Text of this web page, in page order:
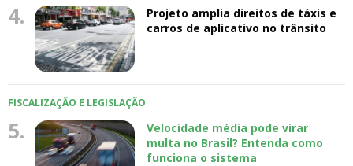
4.
Projeto amplia direitos de táxis e
carros de aplicativo no trânsito
FISCALIZAÇÃO E LEGISLAÇÃO
5.
Velocidade média pode virar
multa no Brasil? Entenda como
funciona o sistema